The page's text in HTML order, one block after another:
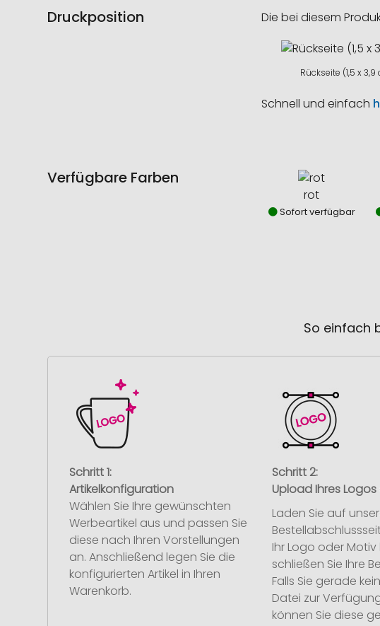
Druckposition Die bei diesem
Rückseite (1,5 x
Schnell und einfach
Verfügbare Farben
rot
Sofort verfügbar
So einfach
Schritt 1:
Artikelkonfiguration
Wählen Sie Ihre gewünschten
Werbeartikel aus und passen Sie
diese nach Ihren Vorstellungen
an. Anschließend legen Sie die
konfigurierten Artikel in Ihren
Warenkorb.
Schritt 2:
Upload Ihres
Laden Sie auf
Ihr Logo oder
schließen Sie Ihre
Falls Sie gerade
Datei zur
können Sie diese